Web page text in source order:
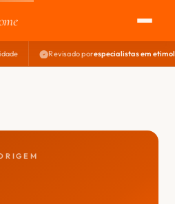
Revisado porespecialistas em